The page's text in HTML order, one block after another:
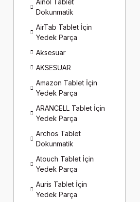
Ainol Tablet
Dokunmatik
AirTab Tablet İçin
Yedek Parça
Aksesuar
AKSESUAR
Amazon Tablet İçin
Yedek Parça
ARANCELL Tablet İçin
Yedek Parça
Archos Tablet
Dokunmatik
Atouch Tablet İçin
Yedek Parça
Auris Tablet İçin
Yedek Parça